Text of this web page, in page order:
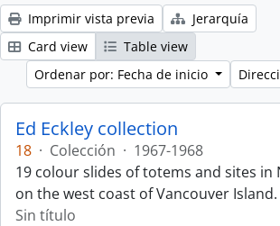
Imprimir vista previa
Jerarquía
Card view
Table view
Ordenar por: Fecha de inicio
Ed Eckley collection
18 · Colección · 1967-1968
19 colour slides of totems and sites in
on the west coast of Vancouver Island.
Sin título